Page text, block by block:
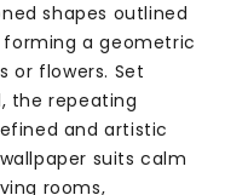
shapes outlined
a geometric
or flowers. Set
the repeating
and artistic
suits calm
rooms,